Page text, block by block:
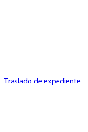
Traslado de expediente